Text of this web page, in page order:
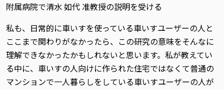
附属病院で清水 如代 准教授の説明を受ける
私も、日常的に車いすを使っている車いすユーザーの人と
ここまで関わりがなかったら、この研究の意味をそんなに
理解できなかったかもしれないと思います。私が教えてい
る中に、車いすの人向けに作られた住宅ではなくて普通の
マンションで一人暮らしをしている車いすユーザーの人が